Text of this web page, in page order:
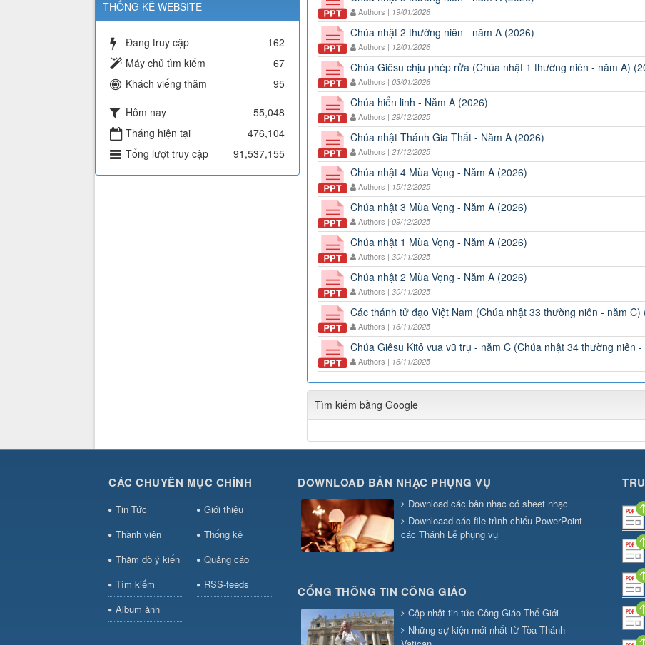
THỐNG KÊ WEBSITE
Đang truy cập
162
Máy chủ tìm kiếm
67
Khách viếng thăm
95
Hôm nay
55,048
Tháng hiện tại
476,104
Tổng lượt truy cập
91,537,155
Authors | 19/01/2026
Chúa nhật 2 thường niên - năm A (2026)
Authors | 12/01/2026
Chúa Giêsu chịu phép rửa (Chúa nhật 1 thường niên - năm A)
Authors | 03/01/2026
Chúa hiển linh - Năm A (2026)
Authors | 29/12/2025
Chúa nhật Thánh Gia Thất - Năm A (2026)
Authors | 21/12/2025
Chúa nhật 4 Mùa Vọng - Năm A (2026)
Authors | 15/12/2025
Chúa nhật 3 Mùa Vọng - Năm A (2026)
Authors | 09/12/2025
Chúa nhật 1 Mùa Vọng - Năm A (2026)
Authors | 30/11/2025
Chúa nhật 2 Mùa Vọng - Năm A (2026)
Authors | 30/11/2025
Các thánh tử đạo Việt Nam (Chúa nhật 33 thường niên - năm C)
Authors | 16/11/2025
Chúa Giêsu Kitô vua vũ trụ - năm C (Chúa nhật 34 thường niên
Authors | 16/11/2025
Tìm kiếm bằng Google
CÁC CHUYÊN MỤC CHÍNH
Tin Tức
Giới thiệu
Thành viên
Thống kê
Thăm dò ý kiến
Quảng cáo
Tìm kiếm
RSS-feeds
Album ảnh
DOWNLOAD BẢN NHẠC PHỤNG VỤ
Download các bản nhạc có sheet nhạc
Downloaad các file trình chiếu PowerPoint
các Thánh Lễ phụng vụ
CỔNG THÔNG TIN CÔNG GIÁO
Cập nhật tin tức Công Giáo Thế Giới
Những sự kiện mới nhất từ Tòa Thánh